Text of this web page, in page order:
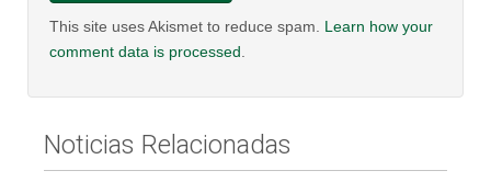
This site uses Akismet to reduce spam. Learn how your
comment data is processed
Noticias Relacionadas